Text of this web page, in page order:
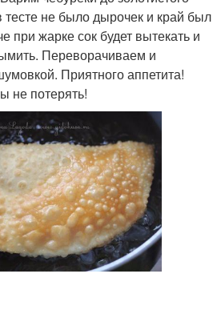
не было дырочек и край был
при жарке сок будет вытекать и
Переворачиваем и
Приятного аппетита!
не потерять!